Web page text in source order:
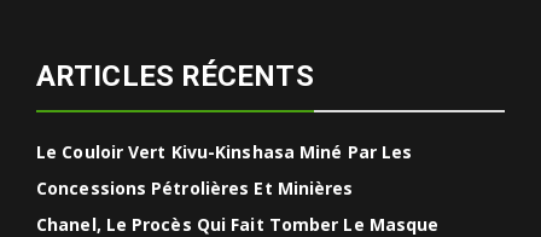
ARTICLES RÉCENTS
Le Couloir Vert Kivu-Kinshasa Miné Par Les
Concessions Pétrolières Et Minières
Chanel, Le Procès Qui Fait Tomber Le Masque